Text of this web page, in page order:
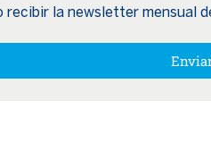
recibir la newsletter mensual